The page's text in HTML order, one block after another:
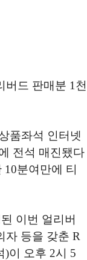
버드 판매분 1 천
품좌석 인터넷
전석 매진됐다
10분여만에 티
이번 얼리버
자 등을 갖춘 R
)이 오후 2시 5